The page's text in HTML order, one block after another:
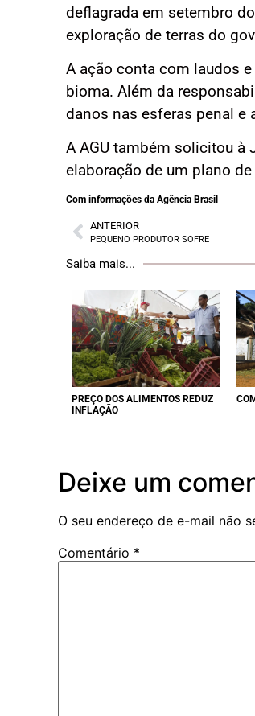
deflagrada em setembro
exploração de terras do
A ação conta com laudos
bioma. Além da
danos nas esferas penal e
A AGU também solicitou à
elaboração de um plano
Com informações da Agência Brasil
ANTERIOR
PEQUENO PRODUTOR SOFRE
Saiba mais...
PREÇO DOS ALIMENTOS REDUZ
INFLAÇÃO
Deixe um
O seu endereço de e-mail não
Comentário *